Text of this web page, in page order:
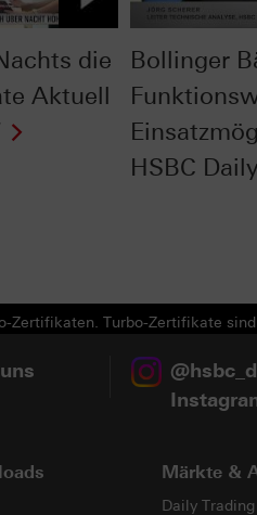
die
Aktuell
Bollinger
HSBC
Turbo-Zertifikate
Märkte &
Daily